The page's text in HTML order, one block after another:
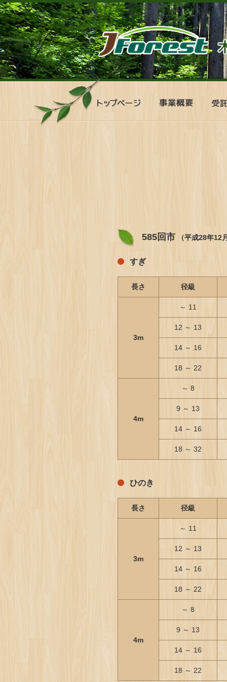
ッ
ペ
業
要
託
理
585回市 （平成28年12
すぎ
長さ 径級
3m
～ 11
12 ～ 13
14 ～ 16
18 ～ 22
4m
～ 8
9 ～ 13
14 ～ 16
18 ～ 32
ひのき
長さ 径級
3m
～ 11
12 ～ 13
14 ～ 16
18 ～ 22
4m
～ 8
9 ～ 13
14 ～ 16
18 ～ 22